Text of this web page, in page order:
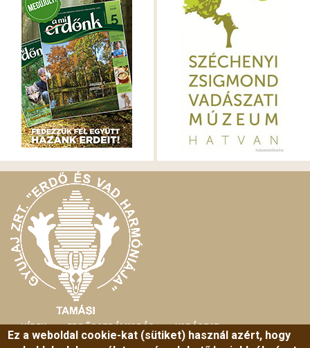
MAIN
HÍREK ERDŐGAZDÁLKODÁS VADÁSZAT
Ez a weboldal cookie-kat (sütiket) használ azért, hogy